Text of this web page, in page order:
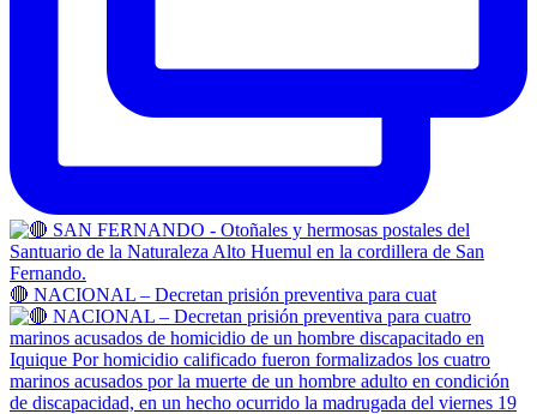
🔴 NACIONAL – Decretan prisión preventiva para cuat